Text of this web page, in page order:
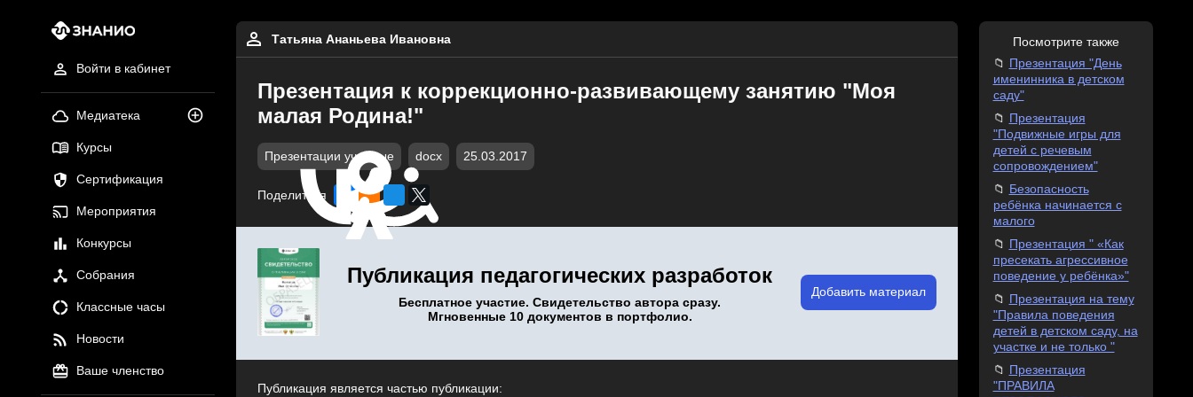
Войти в кабинет
Медиатека
Курсы
Сертификация
Мероприятия
Конкурсы
Собрания
Классные часы
Новости
Ваше членство
Татьяна Ананьева Ивановна
Презентация к коррекционно-развивающему занятию "Моя
малая Родина!"
Презентации учебные docx 25.03.2017
Поделиться
Публикация педагогических разработок
Бесплатное участие. Свидетельство автора сразу.
Мгновенные 10 документов в портфолио.
Добавить материал
Публикация является частью публикации:
Посмотрите также
Презентация "День
именинника в детском
саду"
Презентация
"Подвижные игры для
детей с речевым
сопровождением"
Безопасность
ребёнка начинается с
малого
Презентация " «Как
пресекать агрессивное
поведение у ребёнка»"
Презентация на тему
"Правила поведения
детей в детском саду, на
участке и не только "
Презентация
"ПРАВИЛА